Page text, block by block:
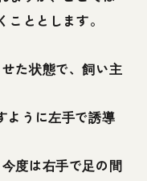
ととします。
た状態で、飼い主
ように左手で誘導
度は右手で足の間